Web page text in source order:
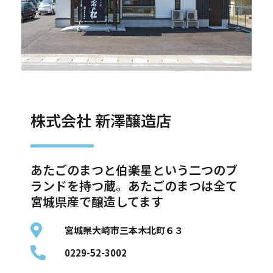
株式会社 新澤醸造店
あたごのまつと伯楽星という二つのブ
ランドを持つ蔵。あたごのまつは全て
宮城県産で醸造してます
宮城県大崎市三本木北町６３
0229-52-3002